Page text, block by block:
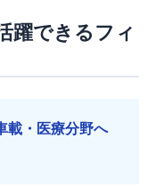
躍できるフィ
載・医療分野へ